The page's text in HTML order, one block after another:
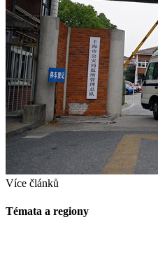
Více článků
Témata a regiony